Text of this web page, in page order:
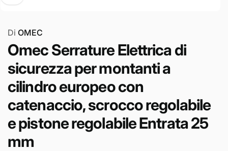
Di OMEC
Omec Serrature Elettrica di
sicurezza per montanti a
cilindro europeo con
catenaccio, scrocco regolabile
e pistone regolabile Entrata 25
mm